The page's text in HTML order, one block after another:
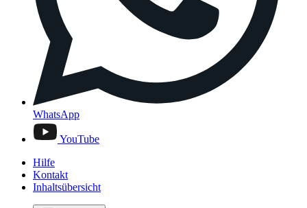
WhatsApp
YouTube
Hilfe
Kontakt
Inhaltsübersicht